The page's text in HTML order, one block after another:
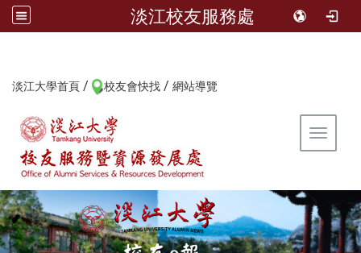
淡江校友服務處
淡江大學首頁 / 校友會快找 / 網站導覽
Toggle